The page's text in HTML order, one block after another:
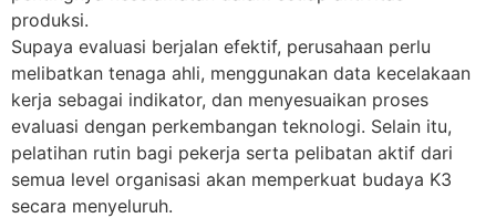
produksi.
Supaya evaluasi berjalan efektif, perusahaan perlu
melibatkan tenaga ahli, menggunakan data kecelakaan
kerja sebagai indikator, dan menyesuaikan proses
evaluasi dengan perkembangan teknologi. Selain itu,
pelatihan rutin bagi pekerja serta pelibatan aktif dari
semua level organisasi akan memperkuat budaya K3
secara menyeluruh.